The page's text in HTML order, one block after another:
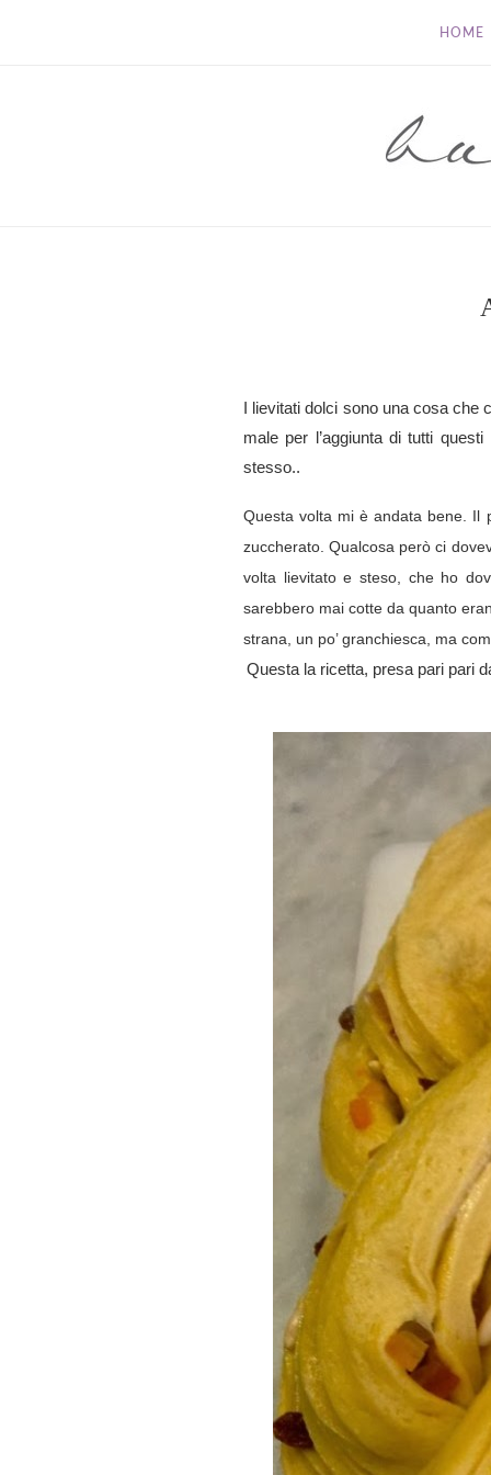
HOME
I lievitati dolci sono una cosa che
male per l’aggiunta di tutti
stesso..
Questa volta mi è andata bene. Il
zuccherato. Qualcosa però ci
volta lievitato e steso, che ho
sarebbero mai cotte da quanto
strana, un po’ granchiesca, ma
Questa la ricetta, presa pari pari